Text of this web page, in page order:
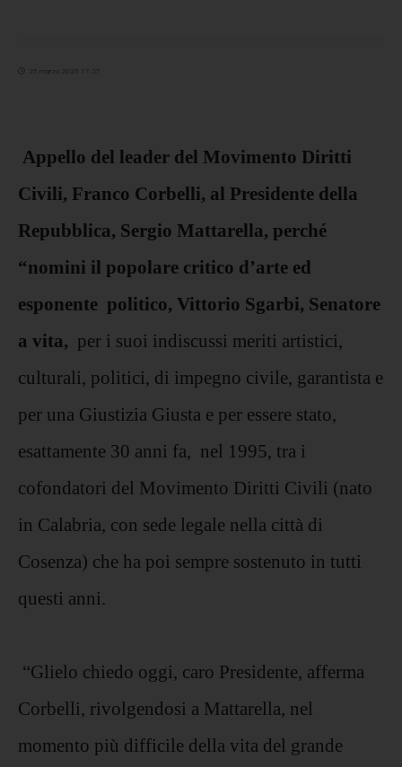
25 marzo 2025 17:27
Appello del leader del Movimento Diritti
Civili, Franco Corbelli, al Presidente della
Repubblica, Sergio Mattarella, perché
“nomini il popolare critico d’arte ed
esponente politico, Vittorio Sgarbi, Senatore
a vita, per i suoi indiscussi meriti artistici,
culturali, politici, di impegno civile, garantista e
per una Giustizia Giusta e per essere stato,
esattamente 30 anni fa, nel 1995, tra i
cofondatori del Movimento Diritti Civili (nato
in Calabria, con sede legale nella città di
Cosenza) che ha poi sempre sostenuto in tutti
questi anni.
“Glielo chiedo oggi, caro Presidente, afferma
Corbelli, rivolgendosi a Mattarella, nel
momento più difficile della vita del grande